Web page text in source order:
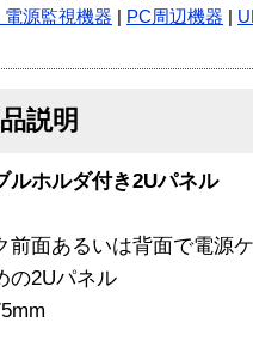
電源監視機器
PC周辺機器
説明
ルホルダ付き2Uパネル
前面あるいは背面で電源
の2Uパネル